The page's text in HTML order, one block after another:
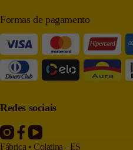
Formas de pagamento
Redes sociais
Fábrica • Colatina - ES